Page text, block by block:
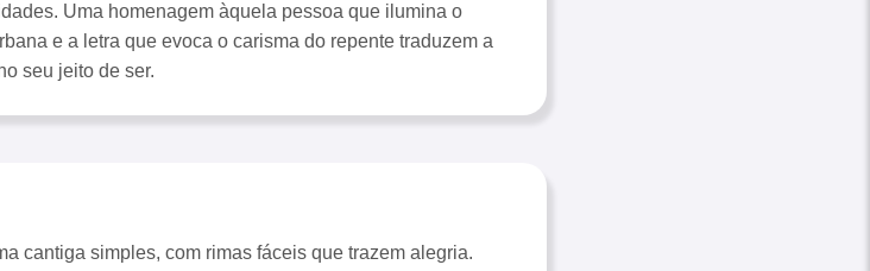
Uma homenagem àquela pessoa que ilumina o
e a letra que evoca o carisma do repente traduzem a
seu jeito de ser.
cantiga simples, com rimas fáceis que trazem alegria.